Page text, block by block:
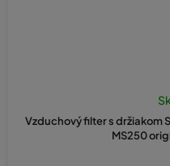
Vzduchový filter s držiakom
MS250